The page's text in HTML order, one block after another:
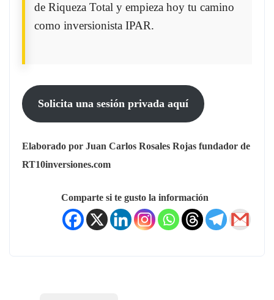
de Riqueza Total y empieza hoy tu camino
como inversionista IPAR.
Solicita una sesión privada aquí
Elaborado por Juan Carlos Rosales Rojas fundador de
RT10inversiones.com
Comparte si te gusto la información